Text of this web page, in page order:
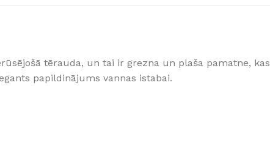
Skatīt
Parketa grīdas
Vinila grīdas
tērauda, un tai ir grezna un plaša pamatne, kas
papildinājums vannas istabai.